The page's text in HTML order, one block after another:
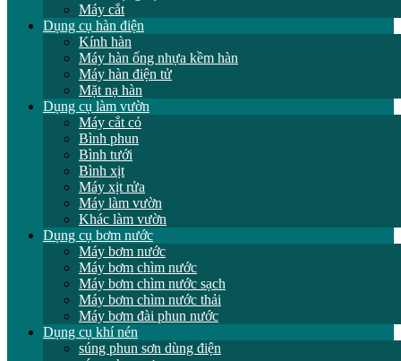
Máy cắt
Dụng cụ hàn điện
Kính hàn
Máy hàn ống nhựa kềm hàn
Máy hàn điện tử
Mặt nạ hàn
Dụng cụ làm vườn
Máy cắt cỏ
Bình phun
Bình tưới
Bình xịt
Máy xịt rửa
Máy làm vườn
Khác làm vườn
Dụng cụ bơm nước
Máy bơm nước
Máy bơm chìm nước
Máy bơm chìm nước sạch
Máy bơm chìm nước thải
Máy bơm đài phun nước
Dụng cụ khí nén
súng phun sơn dùng điện